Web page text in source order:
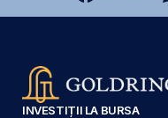
INVESTIȚII LA BURSA